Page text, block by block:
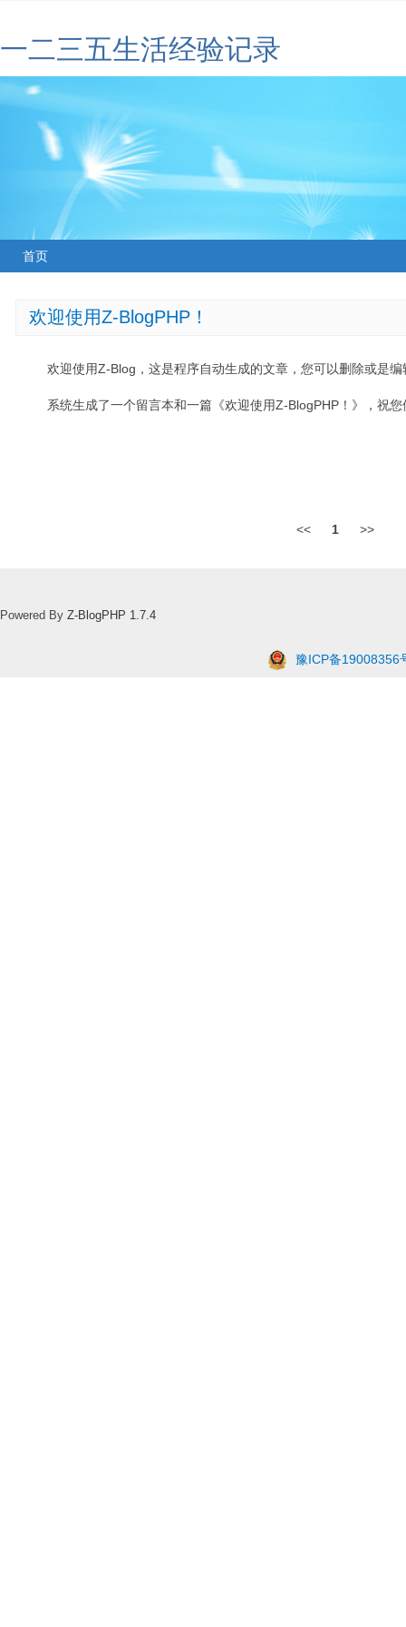
一二三五生活经验记录
首页
欢迎使用Z-BlogPHP！
欢迎使用Z-Blog，这是程序自动生成的文章，您可以删除或是编
系统生成了一个留言本和一篇《欢迎使用Z-BlogPHP！》，祝
<< 1 >>
Powered By Z-BlogPHP 1.7.4
豫ICP备19008356